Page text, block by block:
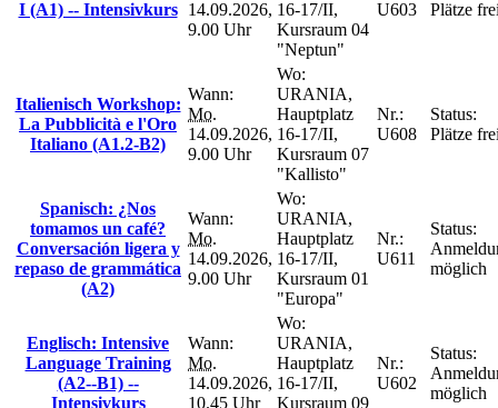
I (A1) -- Intensivkurs
14.09.2026,
9.00 Uhr
16-17/II,
Kursraum 04
"Neptun"
U603
Plätze
Italienisch Workshop:
La Pubblicità e l'Oro
Italiano (A1.2-B2)
Wann:
Mo.
14.09.2026,
9.00 Uhr
Wo:
URANIA,
Hauptplatz
16-17/II,
Kursraum 07
"Kallisto"
Nr.:
U608
Status:
Plätze
Spanisch: ¿Nos
tomamos un café?
Conversación ligera y
repaso de grammática
(A2)
Wann:
Mo.
14.09.2026,
9.00 Uhr
Wo:
URANIA,
Hauptplatz
16-17/II,
Kursraum 01
"Europa"
Nr.:
U611
Status:
möglich
Englisch: Intensive
Language Training
(A2--B1) --
Intensivkurs
Wann:
Mo.
14.09.2026,
10.45 Uhr
Wo:
URANIA,
Hauptplatz
16-17/II,
Kursraum 09
Nr.:
U602
Status:
möglich